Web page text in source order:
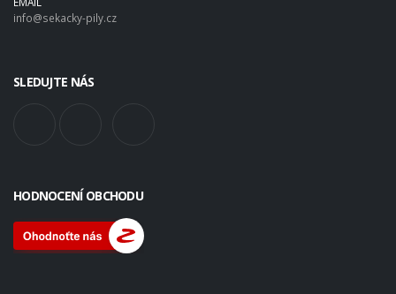
info@sekacky-pily.cz
SLEDUJTE NÁS
HODNOCENÍ OBCHODU